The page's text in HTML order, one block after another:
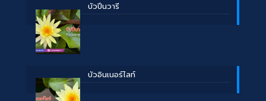
บัวปิ่นวารี
บัวอินเนอร์ไลท์